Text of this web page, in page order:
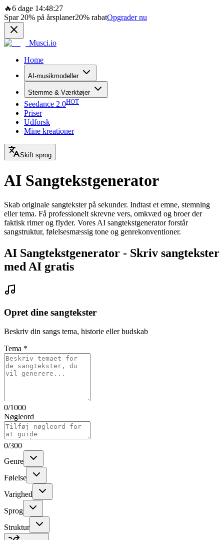
🔥6 dage 14:48:27
Spar 20% på årsplaner20% rabatOpgrader nu
Musci.io
Home
AI-musikmodeller
Stemme & Værktøjer
Seedance 2.0HOT
Priser
Udforsk
Mine kreationer
Skift sprog
AI Sangtekstgenerator
Skab originale sangtekster på sekunder. Indtast et emne, stemning
eller tema. Få professionelt skrevne vers, omkvæd og broer der
faktisk rimer og flyder. Vores AI sangtekstgenerator forstår
sangstruktur, følelsesmæssig tone og genrekonventioner.
AI Sangtekstgenerator - Skriv sangtekster
med AI gratis
Opret dine sangtekster
Beskriv din sangs tema, historie eller budskab
Tema *
0/1000
Nøgleord
0/300
Genre
Følelse
Varighed
Sprog
Struktur